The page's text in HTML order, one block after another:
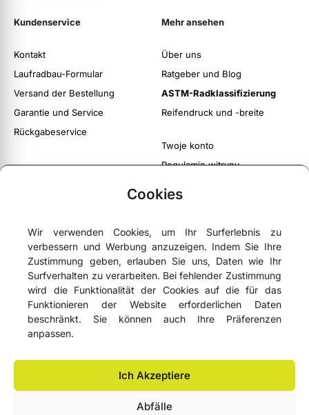
Cookies
Wir verwenden Cookies, um Ihr Surferlebnis zu
verbessern und Werbung anzuzeigen. Indem Sie Ihre
Zustimmung geben, erlauben Sie uns, Daten wie Ihr
Surfverhalten zu verarbeiten. Bei fehlender Zustimmung
wird die Funktionalität der Cookies auf die für das
Funktionieren der Website erforderlichen Daten
beschränkt. Sie können auch Ihre Präferenzen
anpassen.
Ich Akzeptiere
Abfälle
Kundenservice
Kontakt
Laufradbau-Formular
Versand der Bestellung
Garantie und Service
Rückgabeservice
Mehr ansehen
Über uns
Ratgeber und Blog
ASTM-Radklassifizierung
Reifendruck und -breite
Twoje konto
Regulamin witryny
  - basierend auf 75 Google-Bewertungen
NEWSLETTER
Lemonbike.eu® Alle Rechte vorbehalten 2006–2026 © Copyright